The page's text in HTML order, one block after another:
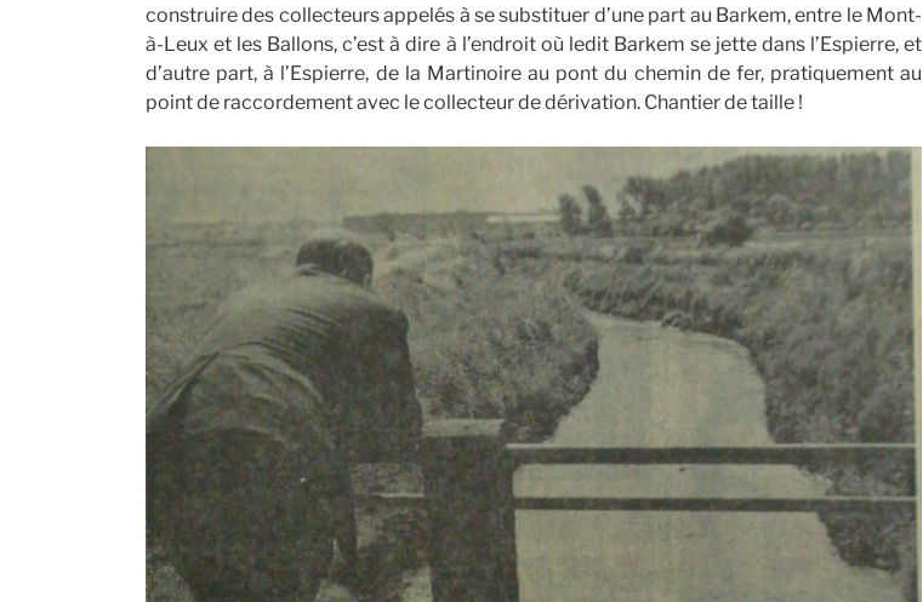
construire des collecteurs appelés à se substituer d’une part au Barkem, entre le Mont-
à-Leux et les Ballons, c’est à dire à l’endroit où ledit Barkem se jette dans l’Espierre, et
d’autre part, à l’Espierre, de la Martinoire au pont du chemin de fer, pratiquement au
point de raccordement avec le collecteur de dérivation. Chantier de taille !